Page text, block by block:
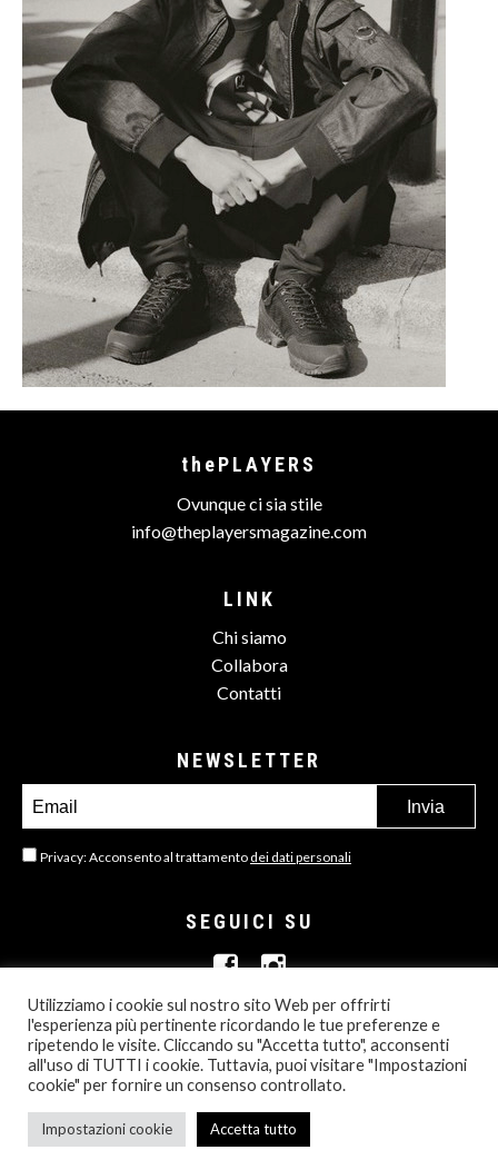
thePLAYERS
Ovunque ci sia stile
info@theplayersmagazine.com
LINK
Chi siamo
Collabora
Contatti
NEWSLETTER
Privacy: Acconsento al trattamento dei dati personali
SEGUICI SU
© 2013- 2026 ALL RIGHTS RESERVED
BORN IN MAMASTUDIOS
Utilizziamo i cookie sul nostro sito Web per offrirti
l'esperienza più pertinente ricordando le tue preferenze e
ripetendo le visite. Cliccando su "Accetta tutto", acconsenti
all'uso di TUTTI i cookie. Tuttavia, puoi visitare "Impostazioni
cookie" per fornire un consenso controllato.
Impostazioni cookie Accetta tutto